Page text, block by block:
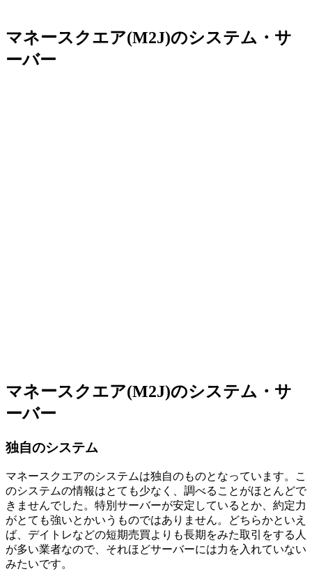
マネースクエア(M2J)のシステム・サ
ーバー
マネースクエア(M2J)のシステム・サ
ーバー
独自のシステム
マネースクエアのシステムは独自のものとなっています。こ
のシステムの情報はとても少なく、調べることがほとんどで
きませんでした。特別サーバーが安定しているとか、約定力
がとても強いとかいうものではありません。どちらかといえ
ば、デイトレなどの短期売買よりも長期をみた取引をする人
が多い業者なので、それほどサーバーには力を入れていない
みたいです。